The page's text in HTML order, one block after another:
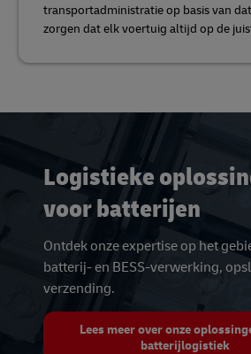
transportadministratie op basis van
zorgen dat elk voertuig altijd op de
Logistieke
voor batterijen
Ontdek onze expertise op het
batterij- en BESS-verwerking,
verzending.
Lees meer over onze
batterijlogistiek